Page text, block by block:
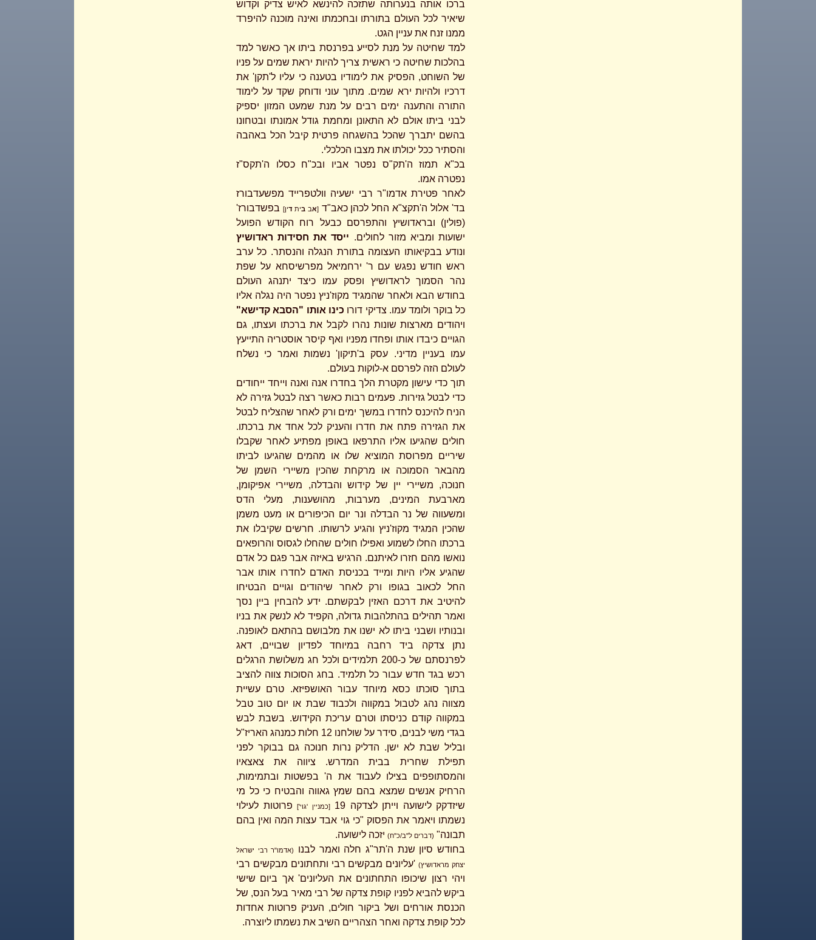
ברכו אותה בנערותה שתזכה להינשא לאיש צדיק וקדוש
שיאיר לכל העולם בתורתו ובחכמתו ואינה מוכנה להיפרד
ממנו זנח את עניין הגט.
למד שחיטה על מנת לסייע בפרנסת ביתו אך כאשר למד
בהלכות שחיטה כי ראשית צריך להיות יראת שמים על פניו
של השוחט, הפסיק את לימודיו בטענה כי עליו ל'תקן' את
דרכיו ולהיות ירא שמים. מתוך עוני ודוחק שקד על לימוד
התורה והתענה ימים רבים על מנת שמעט המזון יספיק
לבני ביתו אולם לא התאונן ומחמת גודל אמונתו ובטחונו
בהשם יתברך שהכל בהשגחה פרטית קיבל הכל באהבה
והסתיר ככל יכולתו את מצבו הכלכלי.
בכ"א תמוז ה'תק"ס נפטר אביו ובכ"ח כסלו ה'תקס"ז
נפטרה אמו.
לאחר פטירת אדמו"ר רבי ישעיה וולטפרייד מפשעדבורז
בד' אלול ה'תקצ"א החל לכהן כאב"ד[אבביתדין] בפשדבורז'
(פולין) ובראדושיץ והתפרסם כבעל רוח הקודש הפועל
ישועות ומביא מזור לחולים. ייסד את חסידות ראדושיץ
ונודע בבקיאותו העצומה בתורת הנגלה והנסתר. כל ערב
ראש חודש נפגש עם ר' ירחמיאל מפרשיסחא על שפת
נהר הסמוך לראדושיץ ופסק עמו כיצד יתנהג העולם
בחודש הבא ולאחר שהמגיד מקוז'ניץ נפטר היה נגלה אליו
כל בוקר ולומד עמו. צדיקי דורו כינו אותו "הסבא קדישא"
ויהודים מארצות שונות נהרו לקבל את ברכתו ועצתו, גם
הגויים כיבדו אותו ופחדו מפניו ואף קיסר אוסטריה התייעץ
עמו בעניין מדיני. עסק ב'תיקון' נשמות ואמר כי נשלח
לעולם הזה לפרסם א-לוקות בעולם.
תוך כדי עישון מקטרת הלך בחדרו אנה ואנה וייחד ייחודים
כדי לבטל גזירות. פעמים רבות כאשר רצה לבטל גזירה לא
הניח להיכנס לחדרו במשך ימים ורק לאחר שהצליח לבטל
את הגזירה פתח את חדרו והעניק לכל אחד את ברכתו.
חולים שהגיעו אליו התרפאו באופן מפתיע לאחר שקבלו
שיריים מפרוסת המוציא שלו או מהמים שהגיעו לביתו
מהבאר הסמוכה או מרקחת שהכין משיירי השמן של
חנוכה, משיירי יין של קידוש והבדלה, משיירי אפיקומן,
מארבעת המינים, מערבות, מהושענות, מעלי הדס
ומשעווה של נר הבדלה ונר יום הכיפורים או מעט משמן
שהכין המגיד מקוז'ניץ והגיע לרשותו. חרשים שקיבלו את
ברכתו החלו לשמוע ואפילו חולים שהחלו לגסוס והרופאים
נואשו מהם חזרו לאיתנם. הרגיש באיזה אבר פגם כל אדם
שהגיע אליו היות ומייד בכניסת האדם לחדרו אותו אבר
החל לכאוב בגופו ורק לאחר שיהודים וגויים הבטיחו
להיטיב את דרכם האזין לבקשתם. ידע להבחין ביין נסך
ואמר תהילים בהתלהבות גדולה, הקפיד לא לנשק את בניו
ובנותיו ושבני ביתו לא ישנו את מלבושם בהתאם לאופנה.
נתן צדקה ביד רחבה במיוחד לפדיון שבויים, דאג
לפרנסתם של כ-200 תלמידים ולכל חג משלושת הרגלים
רכש בגד חדש עבור כל תלמיד. בחג הסוכות צווה להציב
בתוך סוכתו כסא מיוחד עבור האושפיזא. טרם עשיית
מצווה נהג לטבול במקווה ולכבוד שבת או יום טוב טבל
במקווה קודם כניסתו וטרם עריכת הקידוש. בשבת לבש
בגדי משי לבנים, סידר על שולחנו 12 חלות כמנהג האריז"ל
ובליל שבת לא ישן. הדליק נרות חנוכה גם בבוקר לפני
תפילת שחרית בבית המדרש. ציווה את צאצאיו
והמסתופפים בצילו לעבוד את ה' בפשטות ובתמימות,
הרחיק אנשים שמצא בהם שמץ גאווה והבטיח כי כל מי
שיזדקק לישועה וייתן לצדקה 19
[כמניין 'גוי']
פרוטות לעילוי
נשמתו ויאמר את הפסוק "כי גוי אבד עצות המה ואין בהם
תבונה" (דברים ל"ב/כ"ח) יזכה לישועה.
בחודש סיון שנת ה'תר"ג חלה ואמר לבנו
(אדמו"ר רבי ישראל
יצחק מראדושיץ)'עליונים מבקשים רבי ותחתונים מבקשים רבי
ויהי רצון שיכופו התחתונים את העליונים' אך ביום שישי
ביקש להביא לפניו קופת צדקה של רבי מאיר בעל הנס, של
הכנסת אורחים ושל ביקור חולים, העניק פרוטות אחדות
לכל קופת צדקה ואחר הצהריים השיב את נשמתו ליוצרה.